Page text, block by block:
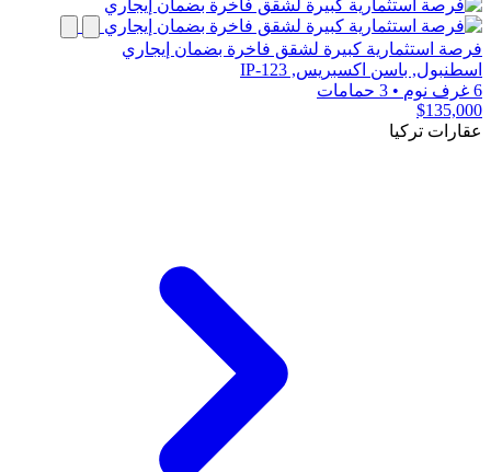
فرصة استثمارية كبيرة لشقق فاخرة بضمان إيجاري
اسطنبول, باسن اكسبريس, IP-123
6 غرف نوم
• 3 حمامات
$135,000
عقارات تركيا